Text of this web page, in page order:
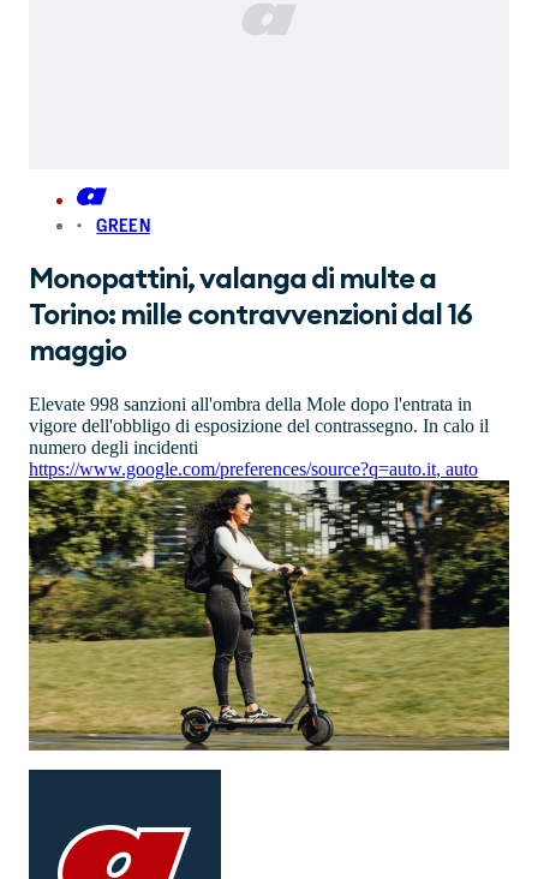
GREEN
Monopattini, valanga di multe a
Torino: mille contravvenzioni dal 16
maggio
Elevate 998 sanzioni all'ombra della Mole dopo l'entrata in
vigore dell'obbligo di esposizione del contrassegno. In calo il
numero degli incidenti
https://www.google.com/preferences/source?q=auto.it, auto